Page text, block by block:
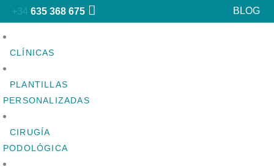
+34 635 368 675 BLOG
CLÍNICAS
PLANTILLAS
PERSONALIZADAS
CIRUGÍA
PODOLÓGICA